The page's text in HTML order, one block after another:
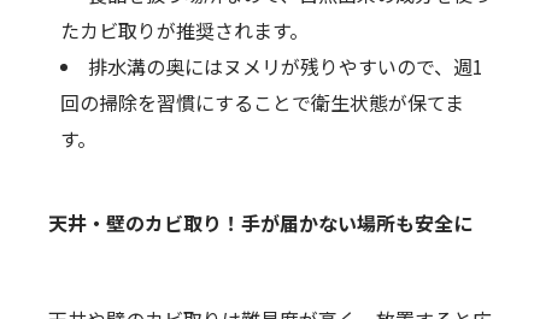
たカビ取りが推奨されます。
排水溝の奥にはヌメリが残りやすいので、週1
回の掃除を習慣にすることで衛生状態が保てま
す。
天井・壁のカビ取り！手が届かない場所も安全に